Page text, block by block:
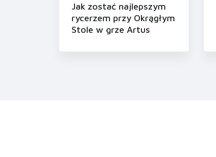
Jak zostać najlepszym
rycerzem przy Okrągłym
Stole w grze Artus